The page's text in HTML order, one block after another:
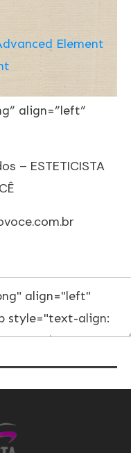
Element
align=”left”
– ESTETICISTA